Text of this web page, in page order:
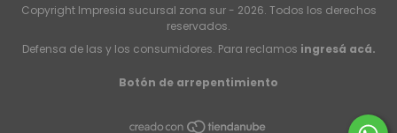
Copyright Impresia sucursal zona sur - 2026. Todos los derechos
reservados.
Defensa de las y los consumidores. Para reclamos ingresá acá.
Botón de arrepentimiento